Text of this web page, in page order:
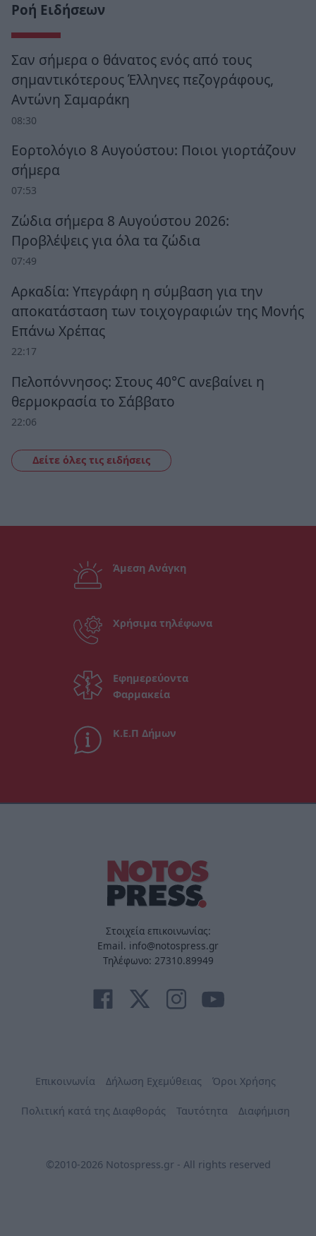
Ροή Ειδήσεων
Σαν σήμερα ο θάνατος ενός από τους
σημαντικότερους Έλληνες πεζογράφους,
Αντώνη Σαμαράκη
08:30
Εορτολόγιο 8 Αυγούστου: Ποιοι γιορτάζουν
σήμερα
07:53
Ζώδια σήμερα 8 Αυγούστου 2026:
Προβλέψεις για όλα τα ζώδια
07:49
Αρκαδία: Υπεγράφη η σύμβαση για την
αποκατάσταση των τοιχογραφιών της Μονής
Επάνω Χρέπας
22:17
Πελοπόννησος: Στους 40°C ανεβαίνει η
θερμοκρασία το Σάββατο
22:06
Δείτε όλες τις ειδήσεις
Άμεση Ανάγκη
Χρήσιμα τηλέφωνα
Εφημερεύοντα
Φαρμακεία
Κ.Ε.Π Δήμων
Στοιχεία επικοινωνίας:
Email. info@notospress.gr
Τηλέφωνο: 27310.89949
Επικοινωνία Δήλωση Εχεμύθειας Όροι Χρήσης
Πολιτική κατά της Διαφθοράς Ταυτότητα Διαφήμιση
©2010-2026 Notospress.gr - All rights reserved